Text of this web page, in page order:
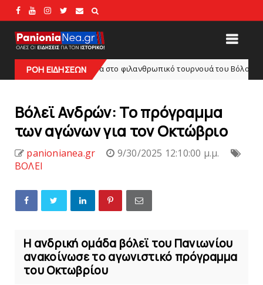
ΡΟΗ ΕΙΔΗΣΕΩΝ
στο φιλανθρωπικό τουρνουά του Bόλου HEADLINES
Bόλεϊ Ανδρών: Το πρόγραμμα
των αγώνων για τον Οκτώβριο
panionianea.gr
9/30/2025 12:10:00 μ.μ.
ΒΟΛΕΙ
Η ανδρική ομάδα βόλεϊ του Πανιωνίου
ανακοίνωσε το αγωνιστικό πρόγραμμα
του Οκτωβρίου